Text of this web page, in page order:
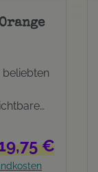
einfach
Preis:
€